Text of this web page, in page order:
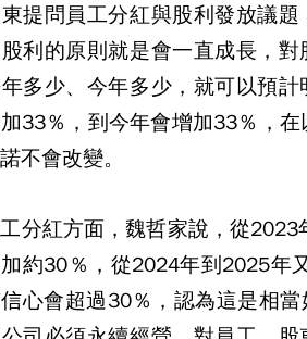
提問員工分紅與股利發放議
利的原則就是會一直成長，
多少、今年多少，就可以預
33％，到今年會增加33％，
不會改變。
分紅方面，魏哲家說，從
約30％，從2024年到2025年
心會超過30％，認為這是相